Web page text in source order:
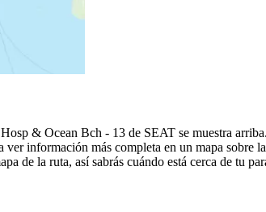
& Ocean Bch - 13 de SEAT se muestra
ver información más completa en un mapa sobre
de la ruta, así sabrás cuándo está cerca de tu